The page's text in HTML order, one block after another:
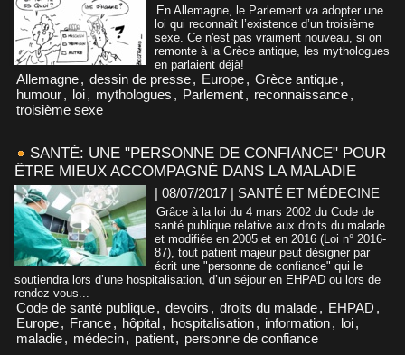
En Allemagne, le Parlement va adopter une
loi qui reconnaît l’existence d’un troisième
sexe. Ce n'est pas vraiment nouveau, si on
remonte à la Grèce antique, les mythologues
en parlaient déjà!
Allemagne, dessin de presse, Europe, Grèce antique,
humour, loi, mythologues , Parlement, reconnaissance,
troisième sexe
SANTÉ: UNE "PERSONNE DE CONFIANCE" POUR
ÊTRE MIEUX ACCOMPAGNÉ DANS LA MALADIE
| 08/07/2017 | SANTÉ ET MÉDECINE
Grâce à la loi du 4 mars 2002 du Code de
santé publique relative aux droits du malade
et modifiée en 2005 et en 2016 (Loi n° 2016-
87), tout patient majeur peut désigner par
écrit une "personne de confiance" qui le
soutiendra lors d’une hospitalisation, d’un séjour en EHPAD ou lors de
rendez-vous...
Code de santé publique, devoirs , droits du malade, EHPAD ,
Europe, France, hôpital, hospitalisation, information, loi,
maladie, médecin, patient, personne de confiance